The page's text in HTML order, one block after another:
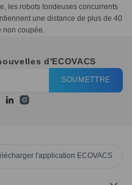
les robots tondeuses concurrents
une distance de plus de 40
coupée.
d'ECOVACS
SOUMETTRE
l'application ECOVACS